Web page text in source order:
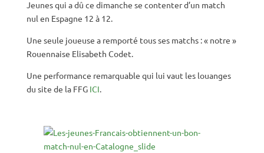
Jeunes qui a dû ce dimanche se contenter d’un match
nul en Espagne 12 à 12.
Une seule joueuse a remporté tous ses matchs : « notre »
Rouennaise Elisabeth Codet.
Une performance remarquable qui lui vaut les louanges
du site de la FFG ICI.